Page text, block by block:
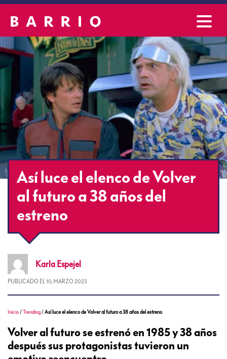
Así luce el elenco de Volver
al futuro a 38 años del
estreno
Karla Espejel
PUBLICADO EL 10, MARZO 2023
Inicio /Trending /Así luce el elenco de Volver al futuro a 38 años del estreno
Volver al futuro se estrenó en 1985 y 38 años
después sus protagonistas tuvieron un